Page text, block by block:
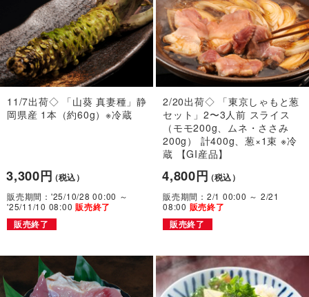
11/7出荷◇ 「山葵 真妻種」静
岡県産 1本（約60g）※冷蔵
3,300円（税込）
販売期間：'25/10/28 00:00 ～
'25/11/10 08:00販売終了
販売終了
2/20出荷◇ 「東京しゃもと葱
セット」2〜3人前 スライス
（モモ200g、ムネ・ささみ
200g） 計400g、葱×1束 ※冷
蔵 【GI産品】
4,800円（税込）
販売期間：2/1 00:00 ～ 2/21
08:00 販売終了
販売終了